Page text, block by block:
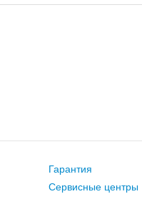
Гарантия
Сервисные центры